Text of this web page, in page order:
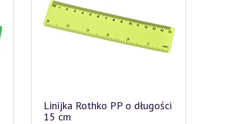
Linijka Rothko PP o długości
15 cm